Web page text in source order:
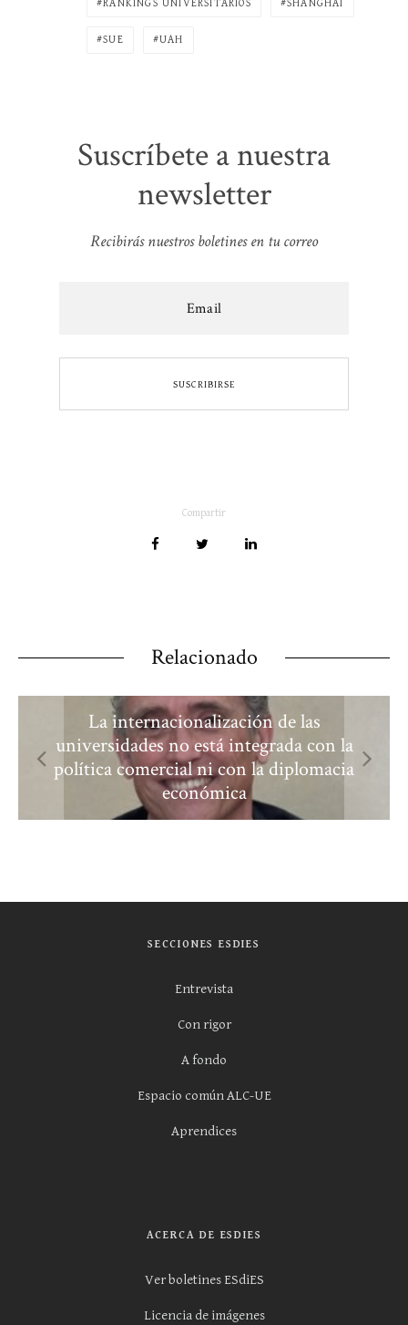
RANKINGS UNIVERSITARIOS SHANGHAI
SUE UAH
Suscríbete a nuestra
newsletter
Recibirás nuestros boletines en tu correo
Compartir
Relacionado
La internacionalización de las
universidades no está integrada con la
política comercial ni con la diplomacia
económica
SECCIONES ESDIES
Entrevista
Con rigor
A fondo
Espacio común ALC-UE
Aprendices
ACERCA DE ESDIES
Ver boletines ESdiES
Licencia de imágenes